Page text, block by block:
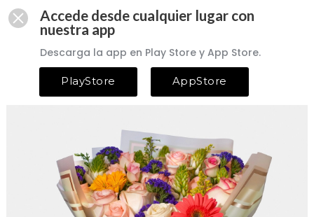
Accede desde cualquier lugar con
nuestra app
Descarga la app en Play Store y App Store.
PlayStore AppStore